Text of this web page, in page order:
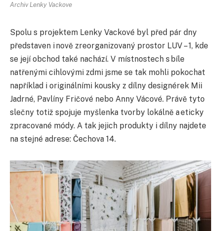
Archiv Lenky Vackove
Spolu s projektem Lenky Vackové byl před pár dny
představen i nově zreorganizovaný prostor LUV – 1, kde
se její obchod také nachází. V místnostech s bíle
natřenými cihlovými zdmi jsme se tak mohli pokochat
například i originálními kousky z dílny designérek Mii
Jadrné, Pavlíny Fričové nebo Anny Vácové. Právě tyto
slečny totiž spojuje myšlenka tvorby lokálně a eticky
zpracované módy. A tak jejich produkty i dílny najdete
na stejné adrese: Čechova 14.